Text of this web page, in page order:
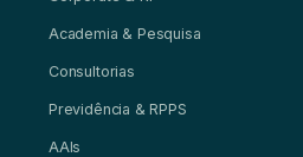
Academia & Pesquisa
Consultorias
Previdência & RPPS
AAIs